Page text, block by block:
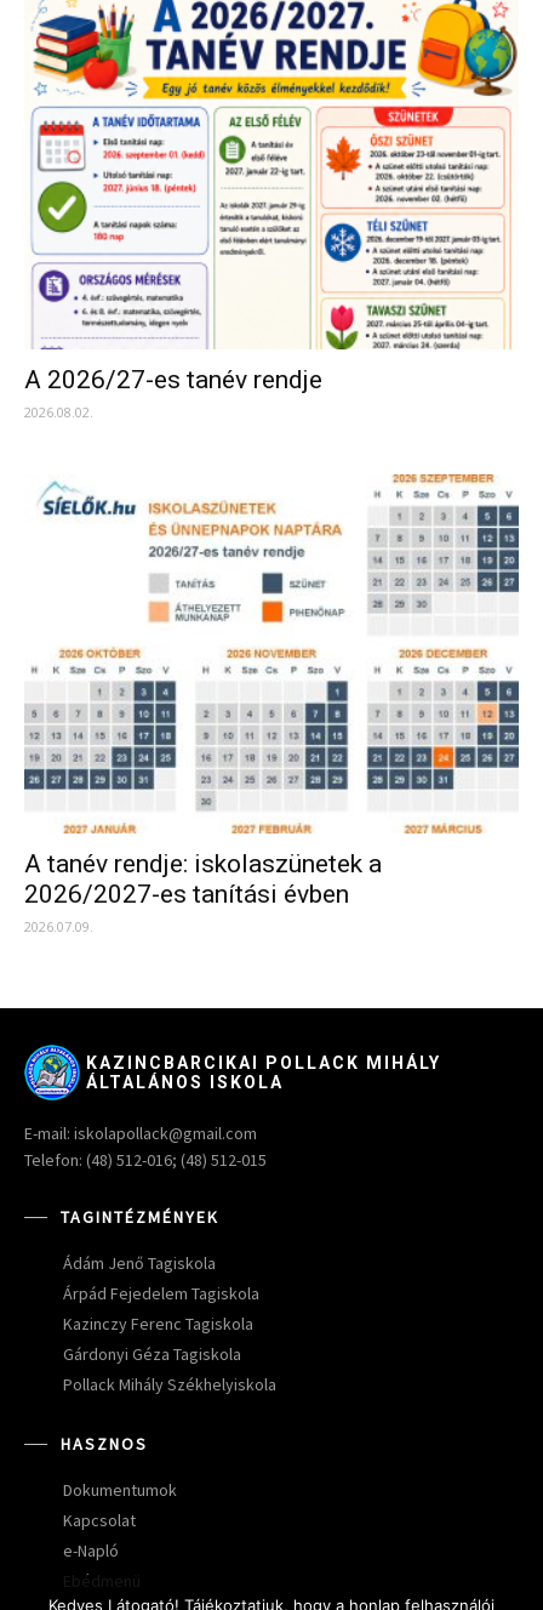
A 2026/27-es tanév rendje
2026.08.02.
A tanév rendje: iskolaszünetek a
2026/2027-es tanítási évben
2026.07.09.
KAZINCBARCIKAI POLLACK MIHÁLY
ÁLTALÁNOS ISKOLA
E-mail: iskolapollack@gmail.com
Telefon: (48) 512-016; (48) 512-015
TAGINTÉZMÉNYEK
Ádám Jenő Tagiskola
Árpád Fejedelem Tagiskola
Kazinczy Ferenc Tagiskola
Gárdonyi Géza Tagiskola
Pollack Mihály Székhelyiskola
HASZNOS
Dokumentumok
Kapcsolat
e-Napló
Ebédmenü
Kedves Látogató! Tájékoztatjuk, hogy a honlap felhasználói